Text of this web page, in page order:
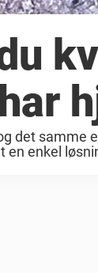
det
en enkel